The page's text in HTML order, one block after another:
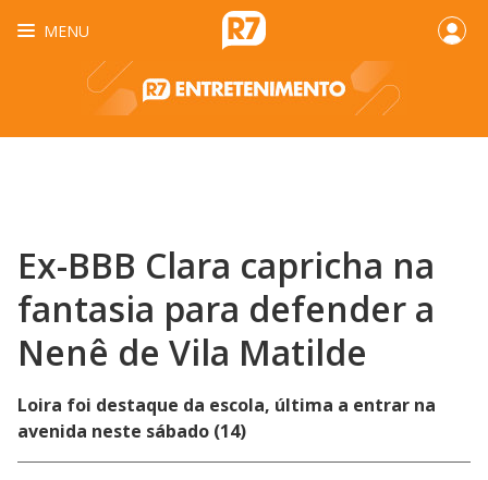
MENU
Ex-BBB Clara capricha na
fantasia para defender a
Nenê de Vila Matilde
Loira foi destaque da escola, última a entrar na
avenida neste sábado (14)